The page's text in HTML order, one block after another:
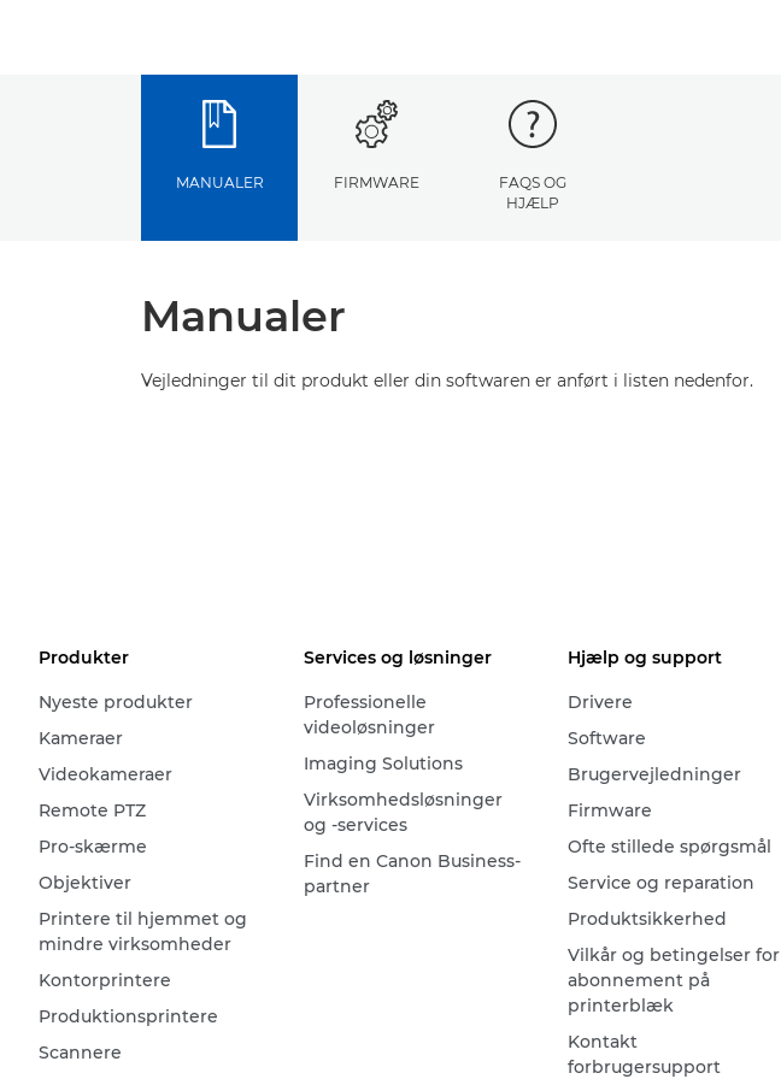
MANUALER FIRMWARE
FAQS OG
HJÆLP
Manualer
Vejledninger til dit produkt eller din softwaren er anført i listen nedenfor.
Produkter
Nyeste produkter
Kameraer
Videokameraer
Remote PTZ
Pro-skærme
Objektiver
Printere til hjemmet og
mindre virksomheder
Kontorprintere
Produktionsprintere
Scannere
Services og løsninger
Professionelle
videoløsninger
Imaging Solutions
Virksomhedsløsninger
og -services
Find en Canon Business-
partner
Hjælp og support
Drivere
Software
Brugervejledninger
Firmware
Ofte stillede spørgsmål
Service og reparation
Produktsikkerhed
Vilkår og betingelser for
abonnement på
printerblæk
Kontakt
forbrugersupport